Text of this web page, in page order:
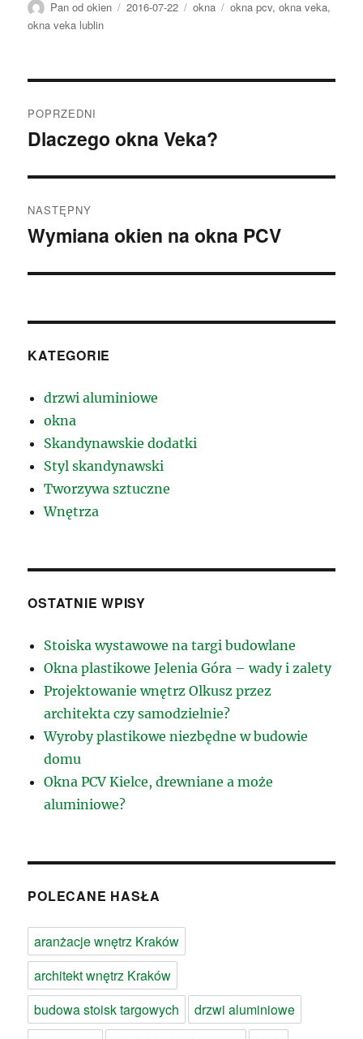
Autor
Pan od okien
Data
2016-07-22 Kategorie
okna Tagi
okna pcv,okna veka,
okna veka lublin
wpisu
POPRZEDNI
Poprzedni
Dlaczego okna Veka?
NASTĘPNY
Następny
Wymiana okien na okna PCV
KATEGORIE
drzwi aluminiowe
okna
Skandynawskie dodatki
Styl skandynawski
Tworzywa sztuczne
Wnętrza
OSTATNIE WPISY
Stoiska wystawowe na targi budowlane
Okna plastikowe Jelenia Góra – wady i zalety
Projektowanie wnętrz Olkusz przez
architekta czy samodzielnie?
Wyroby plastikowe niezbędne w budowie
domu
Okna PCV Kielce, drewniane a może
aluminiowe?
POLECANE HASŁA
aranżacje wnętrz Kraków
architekt wnętrz Kraków
budowa stoisk targowych
drzwi aluminiowe